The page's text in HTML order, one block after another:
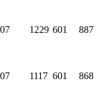
1229 601 887
1117 601 868